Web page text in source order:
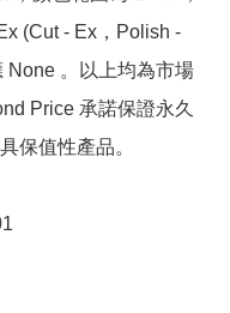
(Cut - Ex，Polish -
None 。以上均為市場
Price 承諾保證永久
保值性產品。